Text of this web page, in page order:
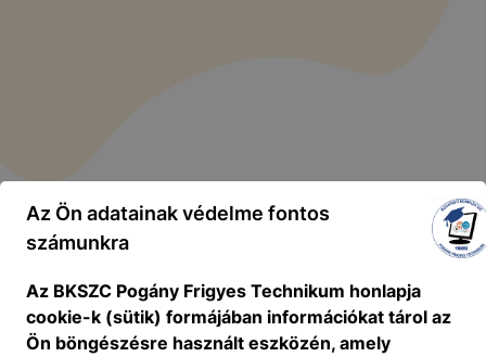
Az Ön adatainak védelme fontos
számunkra
Az BKSZC Pogány Frigyes Technikum honlapja
cookie-k (sütik) formájában információkat tárol az
Ön böngészésre használt eszközén, amely